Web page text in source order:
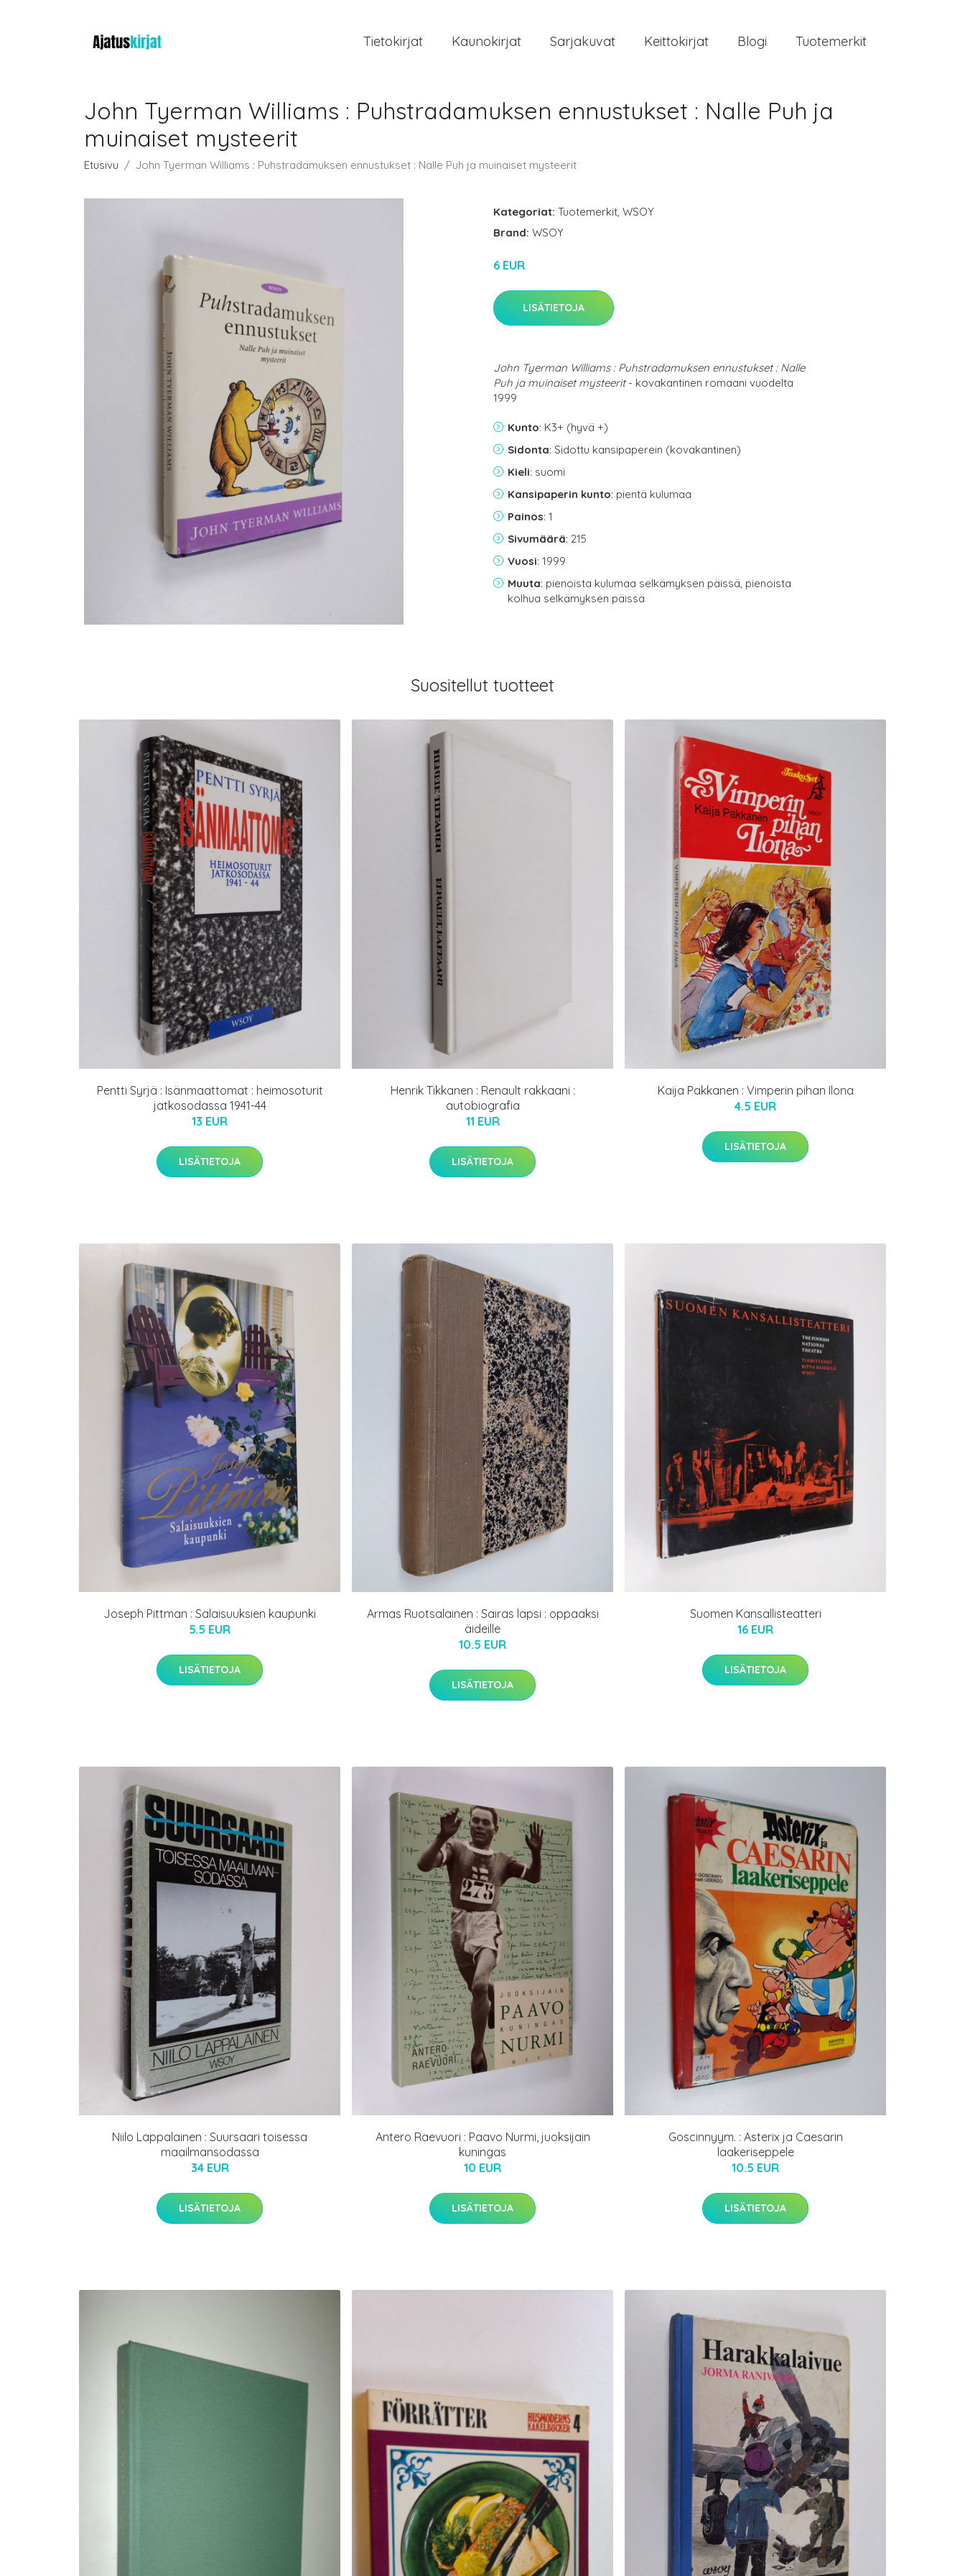
Tietokirjat Kaunokirjat Sarjakuvat Keittokirjat Blogi Tuotemerkit
John Tyerman Williams : Puhstradamuksen ennustukset : Nalle Puh ja
muinaiset mysteerit
Etusivu John Tyerman Williams : Puhstradamuksen ennustukset : Nalle Puh ja muinaiset mysteerit
Kategoriat: Tuotemerkit, WSOY
Brand: WSOY
6 EUR
LISÄTIETOJA
John Tyerman Williams : Puhstradamuksen ennustukset : Nalle
Puh ja muinaiset mysteerit- kovakantinen romaani vuodelta
1999
Kunto: K3+ (hyvä +)
Sidonta: Sidottu kansipaperein (kovakantinen)
Kieli: suomi
Kansipaperin kunto: pientä kulumaa
Painos: 1
Sivumäärä: 215
Vuosi: 1999
Muuta: pienoista kulumaa selkämyksen päissä, pienoista
kolhua selkämyksen päissä
Suositellut tuotteet
Pentti Syrjä : Isänmaattomat : heimosoturit
jatkosodassa 1941-44
13 EUR
LISÄTIETOJA
Henrik Tikkanen : Renault rakkaani :
autobiografia
11 EUR
LISÄTIETOJA
Kaija Pakkanen : Vimperin pihan Ilona
4.5 EUR
LISÄTIETOJA
Joseph Pittman : Salaisuuksien kaupunki
5.5 EUR
LISÄTIETOJA
Armas Ruotsalainen : Sairas lapsi : oppaaksi
äideille
10.5 EUR
LISÄTIETOJA
Suomen Kansallisteatteri
16 EUR
LISÄTIETOJA
Niilo Lappalainen : Suursaari toisessa
maailmansodassa
34 EUR
LISÄTIETOJA
Antero Raevuori : Paavo Nurmi, juoksijain
kuningas
10 EUR
LISÄTIETOJA
Goscinnyym. : Asterix ja Caesarin
laakeriseppele
10.5 EUR
LISÄTIETOJA